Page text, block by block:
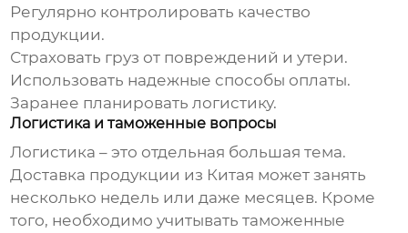
Регулярно контролировать качество
продукции.
Страховать груз от повреждений и утери.
Использовать надежные способы оплаты.
Заранее планировать логистику.
Логистика и таможенные вопросы
Логистика – это отдельная большая тема.
Доставка продукции из Китая может занять
несколько недель или даже месяцев. Кроме
того, необходимо учитывать таможенные